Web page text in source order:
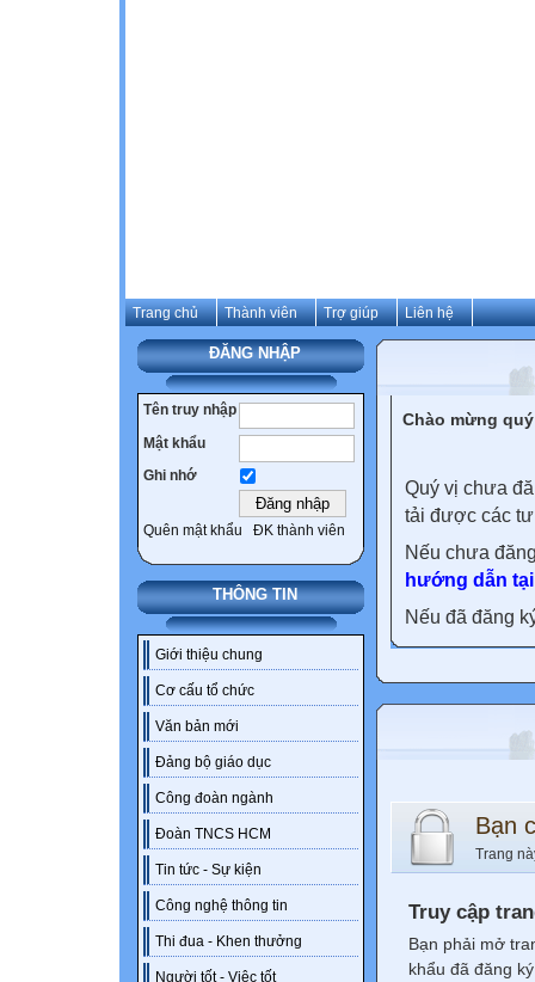
Trang chủ Thành viên Trợ giúp Liên hệ
ĐĂNG NHẬP
Tên truy nhập
Mật khẩu
Ghi nhớ
Quên mật khẩu ĐK thành viên
THÔNG TIN
Giới thiệu chung
Cơ cấu tổ chức
Văn bản mới
Đảng bộ giáo dục
Công đoàn ngành
Đoàn TNCS HCM
Tin tức - Sự kiện
Công nghệ thông tin
Thi đua - Khen thưởng
Người tốt - Việc tốt
Chào mừng
Quý vị chưa
tải được các
Nếu chưa
hướng dẫn
Nếu đã đăng
Bạn
Trang
Truy cập
Bạn phải mở
khẩu đã đăng